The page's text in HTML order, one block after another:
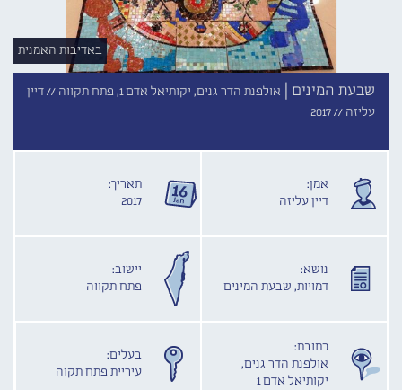
באדיבות האמנית
שבעת המינים | אולפנת הדר גנים, יקותיאל אדם 1, פתח תקווה //
דיין
עליזה //2017
אמן:
דיין עליזה
תאריך:
2017
נושא:
דמויות, שבעת המינים
יישוב:
פתח תקווה
כתובת:
אולפנת הדר גנים,
יקותיאל אדם 1
בעלים:
עיריית פתח תקוה